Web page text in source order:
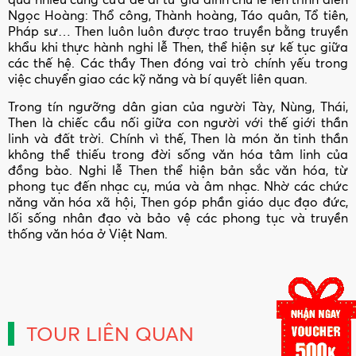
Ngọc Hoàng: Thổ công, Thành hoàng, Táo quân, Tổ tiên,
Pháp sư… Then luôn luôn được trao truyền bằng truyền
khẩu khi thực hành nghi lễ Then, thể hiện sự kế tục giữa
các thế hệ. Các thầy Then đóng vai trò chính yếu trong
việc chuyển giao các kỹ năng và bí quyết liên quan.
Trong tín ngưỡng dân gian của người Tày, Nùng, Thái,
Then là chiếc cầu nối giữa con người với thế giới thần
linh và đất trời. Chính vì thế, Then là món ăn tinh thần
không thể thiếu trong đời sống văn hóa tâm linh của
đồng bào. Nghi lễ Then thể hiện bản sắc văn hóa, từ
phong tục đến nhạc cụ, múa và âm nhạc. Nhờ các chức
năng văn hóa xã hội, Then góp phần giáo dục đạo đức,
lối sống nhân đạo và bảo vệ các phong tục và truyền
thống văn hóa ở Việt Nam.
TOUR LIÊN QUAN